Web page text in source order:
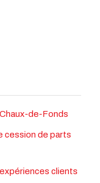
de-Fonds
cession de parts
clients